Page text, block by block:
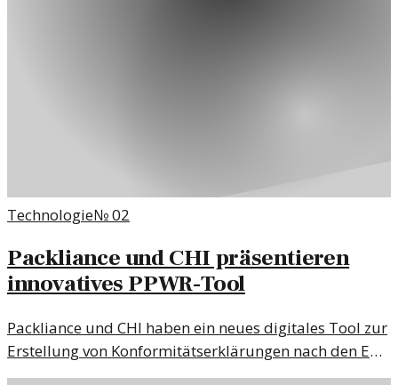
Technologie№02
Packliance und CHI präsentieren
innovatives PPWR-Tool
Packliance und CHI haben ein neues digitales Tool zur
Erstellung von Konformitätserklärungen nach den EU-
Richtlinien vorgestellt. Diese Entwicklung könnte die